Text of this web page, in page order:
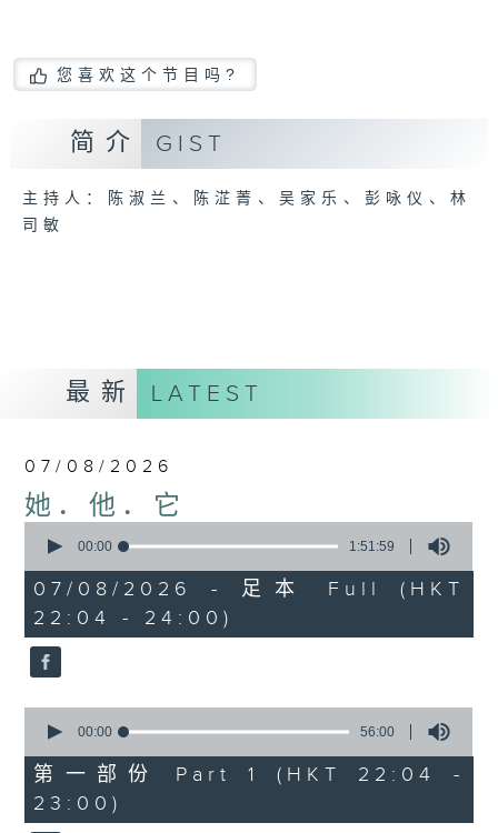
您喜欢这个节目吗?
简介 GIST
主持人：陈淑兰、陈淽菁、吴家乐、彭咏仪、林
司敏
最新 LATEST
07/08/2026
她．他．它
seconds
1
hour,
51
minutes,
59
seconds
00:00 1:51:59
07/08/2026 - 足本 Full (HKT
22:04 - 24:00)
seconds
56
minutes,
0
seconds
00:00 56:00
第一部份 Part 1 (HKT 22:04 -
23:00)